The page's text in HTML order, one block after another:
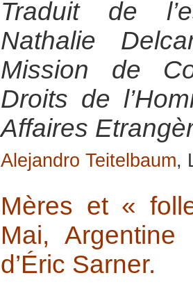
Traduit de
Nathalie
Mission de
Droits de
Affaires
Alejandro Teitelbaum,
Mères et «
Mai, Argentine
d’Éric Sarner.